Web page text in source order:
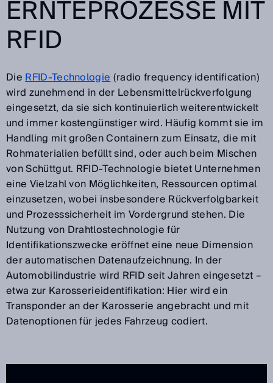
ERNTEPROZESSE MIT
RFID
DieRFID-Technologie(radio frequency identification)
wird zunehmend in der Lebensmittelrückverfolgung
eingesetzt, da sie sich kontinuierlich weiterentwickelt
und immer kostengünstiger wird. Häufig kommt sie im
Handling mit großen Containern zum Einsatz, die mit
Rohmaterialien befüllt sind, oder auch beim Mischen
von Schüttgut. RFID-Technologie bietet Unternehmen
eine Vielzahl von Möglichkeiten, Ressourcen optimal
einzusetzen, wobei insbesondere Rückverfolgbarkeit
und Prozesssicherheit im Vordergrund stehen. Die
Nutzung von Drahtlostechnologie für
Identifikationszwecke eröffnet eine neue Dimension
der automatischen Datenaufzeichnung. In der
Automobilindustrie wird RFID seit Jahren eingesetzt –
etwa zur Karosserieidentifikation: Hier wird ein
Transponder an der Karosserie angebracht und mit
Datenoptionen für jedes Fahrzeug codiert.